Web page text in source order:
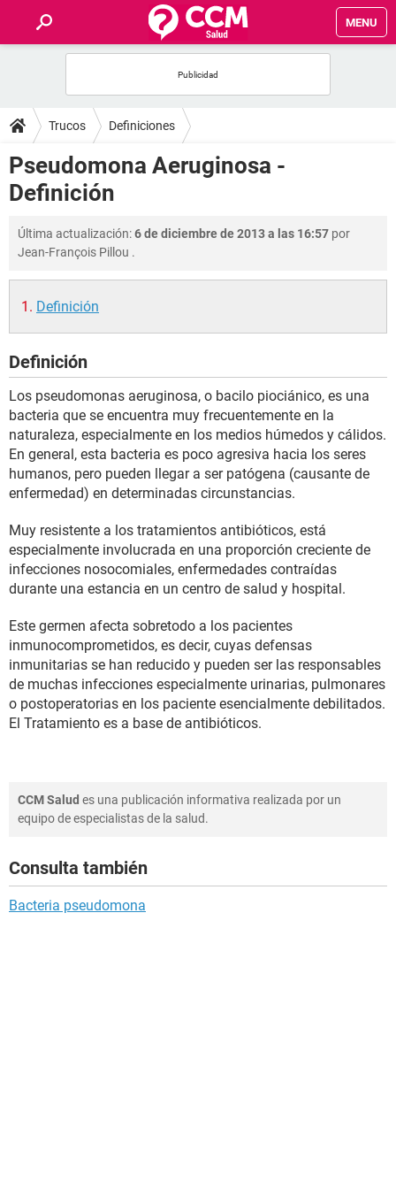
MENU
FOROS
SALUD
FAMILIA
NUTRICIÓN
SEXUALIDAD
Trucos Definiciones
Pseudomona Aeruginosa -
Definición
Última actualización:6 de diciembre de 2013 a las 16:57 por
Jean-François Pillou .
Definición
Definición
Los pseudomonas aeruginosa, o bacilo piociánico, es una
bacteria que se encuentra muy frecuentemente en la
naturaleza, especialmente en los medios húmedos y cálidos.
En general, esta bacteria es poco agresiva hacia los seres
humanos, pero pueden llegar a ser patógena (causante de
enfermedad) en determinadas circunstancias.
Muy resistente a los tratamientos antibióticos, está
especialmente involucrada en una proporción creciente de
infecciones nosocomiales, enfermedades contraídas
durante una estancia en un centro de salud y hospital.
Este germen afecta sobretodo a los pacientes
inmunocomprometidos, es decir, cuyas defensas
inmunitarias se han reducido y pueden ser las responsables
de muchas infecciones especialmente urinarias, pulmonares
o postoperatorias en los paciente esencialmente debilitados.
El Tratamiento es a base de antibióticos.
CCM Salud es una publicación informativa realizada por un
equipo de especialistas de la salud.
Consulta también
Bacteria pseudomona